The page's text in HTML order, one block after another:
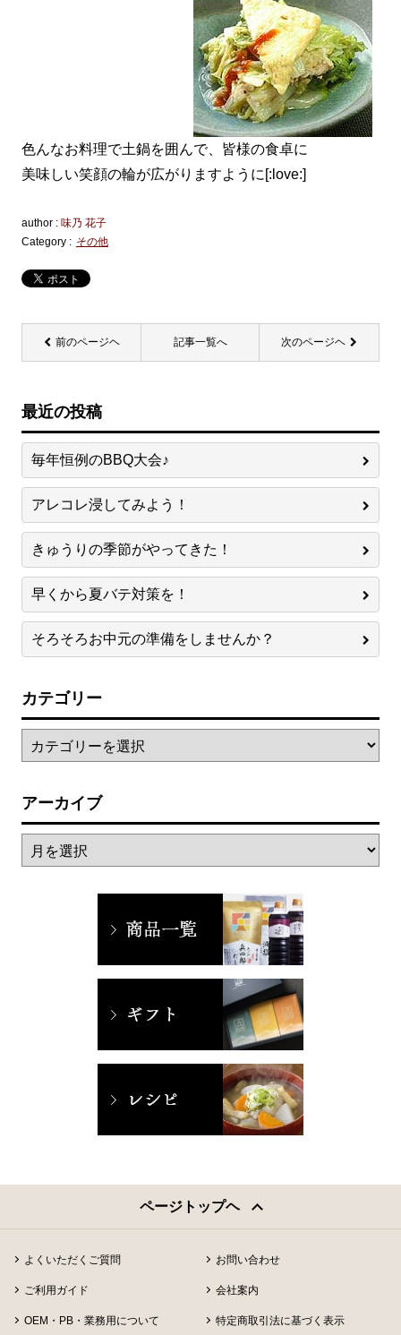
色んなお料理で土鍋を囲んで、皆様の食卓に
美味しい笑顔の輪が広がりますように[:love:]
author : 味乃 花子
Category : その他
前のページヘ 記事一覧へ 次のページヘ
最近の投稿
毎年恒例のBBQ大会♪
アレコレ浸してみよう！
きゅうりの季節がやってきた！
早くから夏バテ対策を！
そろそろお中元の準備をしませんか？
カテゴリー
アーカイブ
ページトップヘ
よくいただくご質問 お問い合わせ
ご利用ガイド 会社案内
OEM・PB・業務用について 特定商取引法に基づく表示